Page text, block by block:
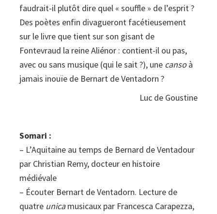
faudrait-il plutôt dire quel « souffle » de l’esprit ?
Des poètes enfin divagueront facétieusement
sur le livre que tient sur son gisant de
Fontevraud la reine Aliénor : contient-il ou pas,
avec ou sans musique (qui le sait ?), une cansoà
jamais inouïe de Bernart de Ventadorn ?
Luc de Goustine
Somari :
– L’Aquitaine au temps de Bernard de Ventadour
par Christian Remy, docteur en histoire
médiévale
– Écouter Bernart de Ventadorn. Lecture de
quatre unicamusicaux par Francesca Carapezza,